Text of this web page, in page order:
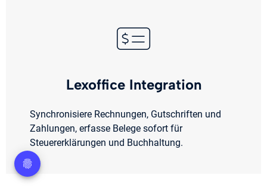
Lexoffice Integration
Synchronisiere Rechnungen, Gutschriften und
Zahlungen, erfasse Belege sofort für
Steuererklärungen und Buchhaltung.